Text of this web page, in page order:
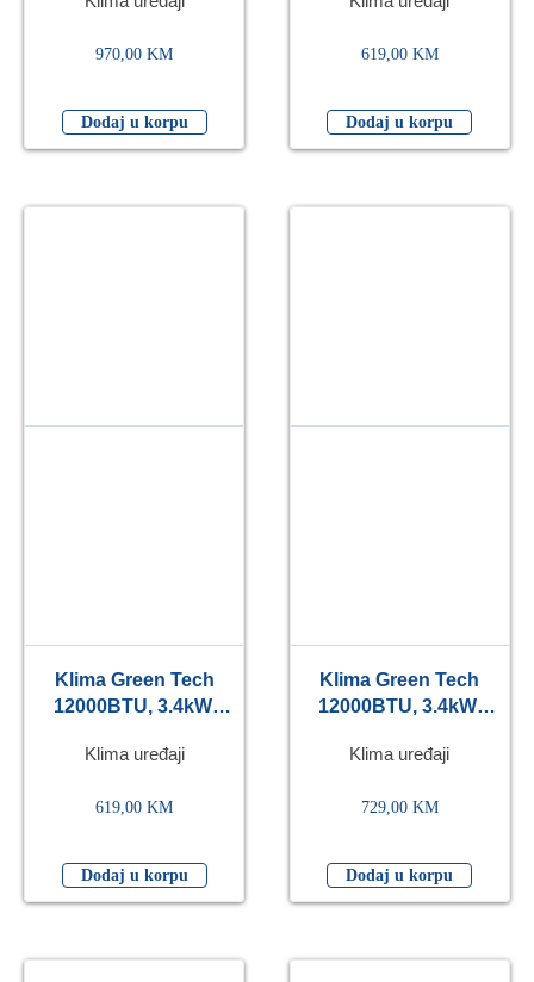
53°C, WiFi, bijela
970,00KM
Dodaj u korpu
53°C, s grijačem,
619,00 KM
Dodaj u korpu
Klima Green Tech
12000BTU, 3.4kW,
53°C, s grijačem,
Klima uređaji
619,00KM
Dodaj u korpu
Klima Green Tech
12000BTU, 3.4kW,
53°C, WiFi, crna
Klima uređaji
729,00 KM
Dodaj u korpu